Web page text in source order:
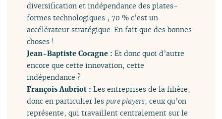
diversification et indépendance des plates-
formes technologiques ; 70 % c’est un
accélérateur stratégique. En fait que des bonnes
choses !
Jean-Baptiste Cocagne :Et donc quoi d’autre
encore que cette innovation, cette
indépendance ?
François Aubriot :Les entreprises de la filière,
donc en particulier les pure players, ceux qu’on
représente, qui travaillent centralement sur le